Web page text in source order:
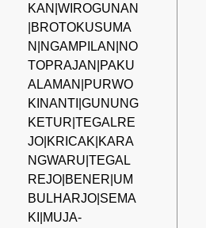
KAN|WIROGUNAN
|BROTOKUSUMA
N|NGAMPILAN|NO
TOPRAJAN|PAKU
ALAMAN|PURWO
KINANTI|GUNUNG
KETUR|TEGALRE
JO|KRICAK|KARA
NGWARU|TEGAL
REJO|BENER|UM
BULHARJO|SEMA
KI|MUJA-